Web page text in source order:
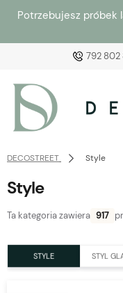
Potrzebujesz
792 802
zaloguj się, aby
z
DECOSTREET Style
Style
Ta kategoria zawiera 917
STYLE STYL